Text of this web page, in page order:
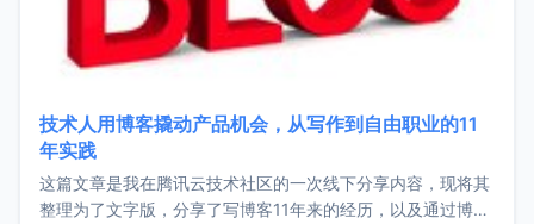
技术人用博客撬动产品机会，从写作到自由职业的11
年实践
这篇文章是我在腾讯云技术社区的一次线下分享内容，现将其
整理为了文字版，分享了写博客11年来的经历，以及通过博客